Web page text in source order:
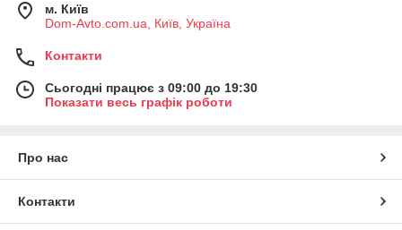
м. Київ
Dom-Avto.com.ua, Київ, Україна
Контакти
Сьогодні працює з 09:00 до 19:30
Показати весь графік роботи
Про нас
Контакти